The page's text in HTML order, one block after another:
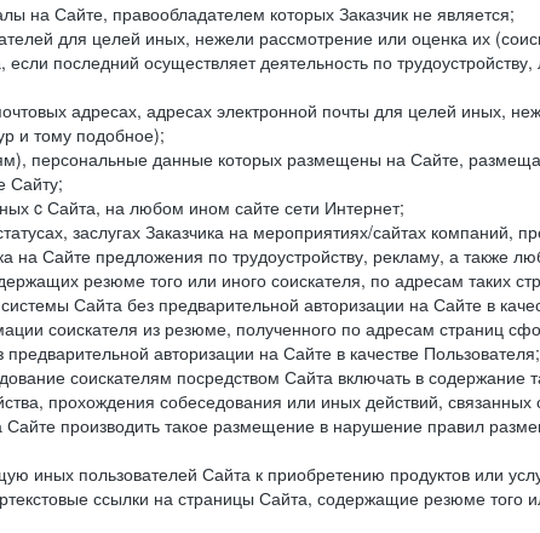
на Сайте, правообладателем которых Заказчик не является;
для целей иных, нежели рассмотрение или оценка их
последний осуществляет деятельность по
адресах, адресах электронной почты для целей иных,
и тому подобное);
персональные данные которых размещены на Сайте,
Сайту;
c Сайта, на любом ином сайте сети Интернет;
заслугах Заказчика на мероприятиях/сайтах компаний,
на Сайте предложения по трудоустройству, рекламу, а также
резюме того или иного соискателя, по адресам таких
Сайта без предварительной авторизации на Сайте в
соискателя из резюме, полученного по адресам страниц
авторизации на Сайте в качестве Пользователя;
соискателям посредством Сайта включать в содержание
прохождения собеседования или иных действий, связанных
производить такое размещение в нарушение правил
иных пользователей Сайта к приобретению продуктов или
ссылки на страницы Сайта, содержащие резюме того